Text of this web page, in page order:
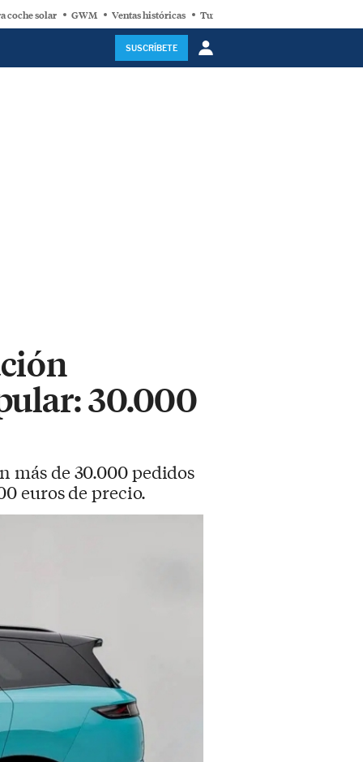
coche solar GWM Ventas históricas Turbina eólica
SUSCRÍBETE
30.000
más de 30.000 pedidos
euros de precio.